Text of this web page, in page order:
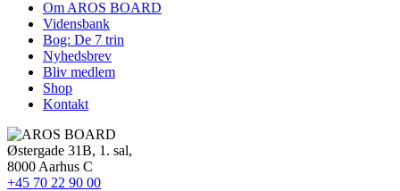
Om AROS BOARD
Vidensbank
Bog: De 7 trin
Nyhedsbrev
Bliv medlem
Shop
Kontakt
Østergade 31B, 1. sal,
8000 Aarhus C
+45 70 22 90 00